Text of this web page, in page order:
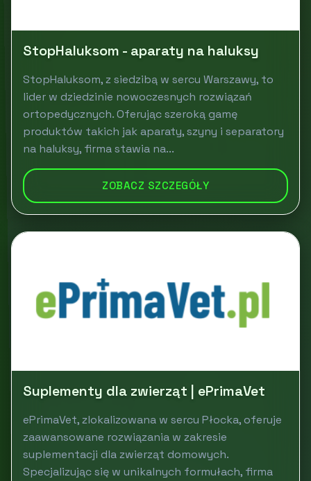
StopHaluksom - aparaty na haluksy
StopHaluksom, z siedzibą w sercu Warszawy, to
lider w dziedzinie nowoczesnych rozwiązań
ortopedycznych. Oferując szeroką gamę
produktów takich jak aparaty, szyny i separatory
na haluksy, firma stawia na...
ZOBACZ SZCZEGÓŁY
Suplementy dla zwierząt | ePrimaVet
ePrimaVet, zlokalizowana w sercu Płocka, oferuje
zaawansowane rozwiązania w zakresie
suplementacji dla zwierząt domowych.
Specjalizując się w unikalnych formułach, firma